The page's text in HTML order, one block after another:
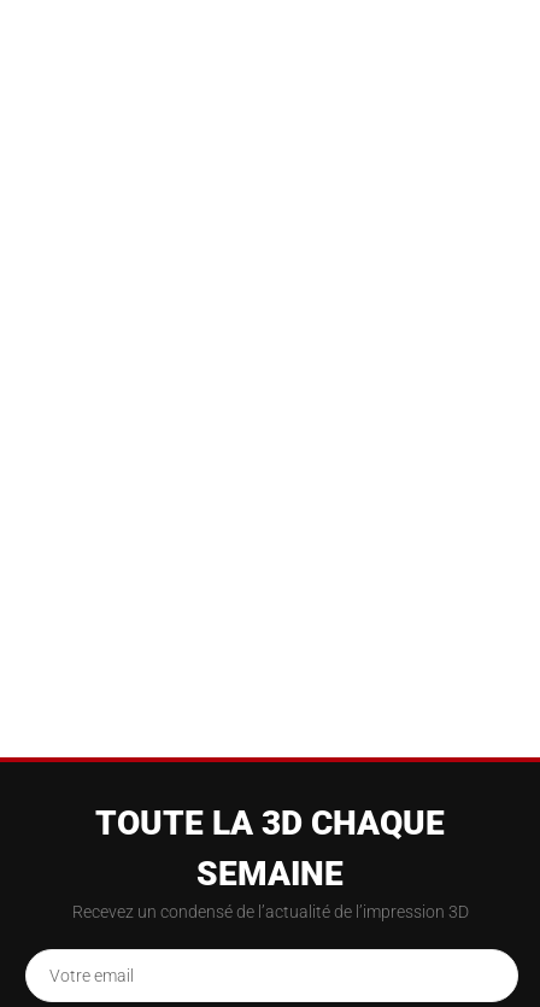
TOUTE LA 3D CHAQUE
SEMAINE
Recevez un condensé de l’actualité de l’impression 3D
Votre email